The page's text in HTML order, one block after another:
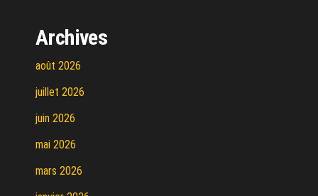
Archives
août 2026
juillet 2026
juin 2026
mai 2026
mars 2026